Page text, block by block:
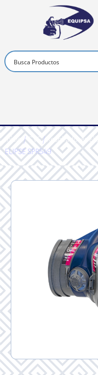
Inicio/GVS/Respiradores
ELIPSE SPR549